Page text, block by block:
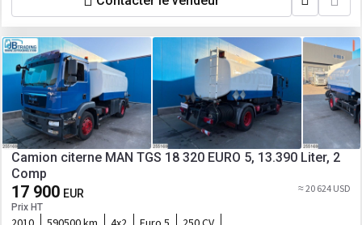
Camion citerne MAN TGS 18 320 EURO 5, 13.390 Liter, 2
Comp
17 900 EUR
Prix HT
≈ 20 624 USD